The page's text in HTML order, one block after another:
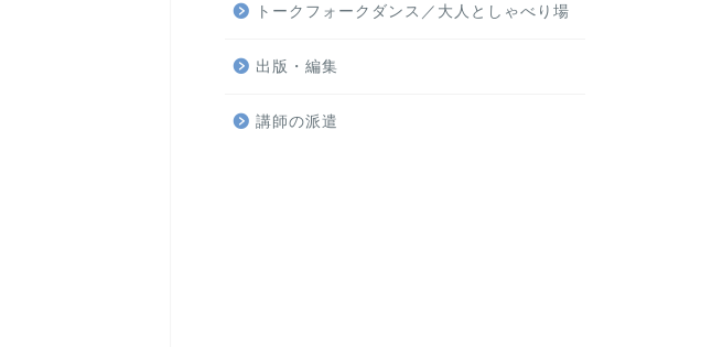
トークフォークダンス／大人としゃべり場
出版・編集
講師の派遣